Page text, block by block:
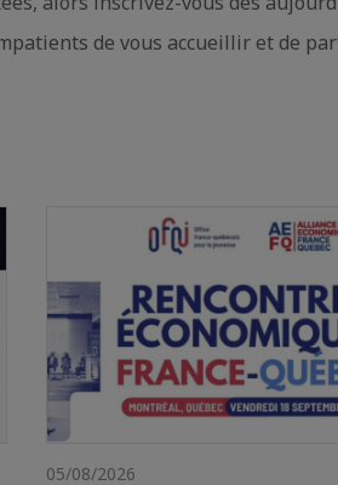
de vous accueillir et de
05/08/2026